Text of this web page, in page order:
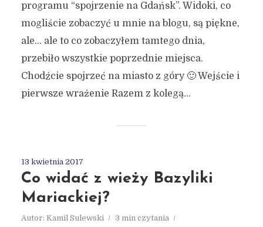
programu “spojrzenie na Gdańsk”. Widoki, co
mogliście zobaczyć u mnie na blogu, są piękne,
ale… ale to co zobaczyłem tamtego dnia,
przebiło wszystkie poprzednie miejsca.
Chodźcie spojrzeć na miasto z góry 🙂 Wejście i
pierwsze wrażenie Razem z kolegą...
13 kwietnia 2017
Co widać z wieży Bazyliki
Mariackiej?
Autor: Kamil Sulewski
3 min czytania